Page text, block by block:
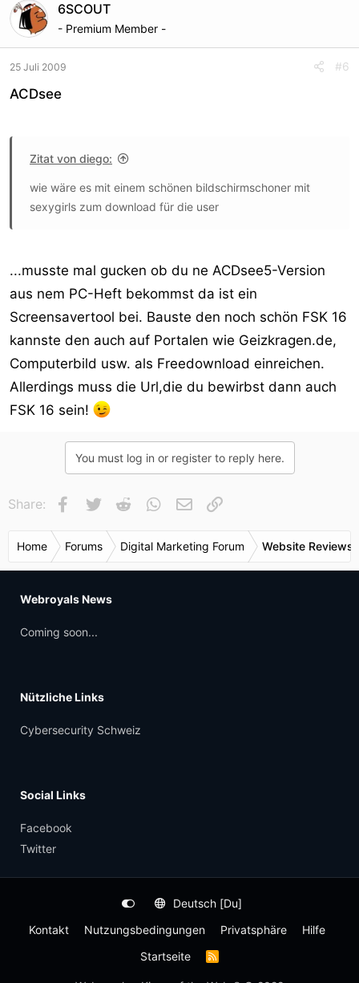
6SCOUT
- Premium Member -
25 Juli 2009 #6
ACDsee
Zitat von diego:
wie wäre es mit einem schönen bildschirmschoner mit
sexygirls zum download für die user
...musste mal gucken ob du ne ACDsee5-Version
aus nem PC-Heft bekommst da ist ein
Screensavertool bei. Bauste den noch schön FSK 16
kannste den auch auf Portalen wie Geizkragen.de,
Computerbild usw. als Freedownload einreichen.
Allerdings muss die Url,die du bewirbst dann auch
FSK 16 sein!
You must log in or register to reply here.
Share: Facebook
Twitter Reddit WhatsApp
E-Mail
Home Forums Digital Marketing Forum Website Reviews
Webroyals News
Coming soon...
Nützliche Links
Cybersecurity Schweiz
Social Links
Facebook
Twitter
Deutsch [Du]
Kontakt
Nutzungsbedingungen Privatsphäre
Hilfe
Startseite
R